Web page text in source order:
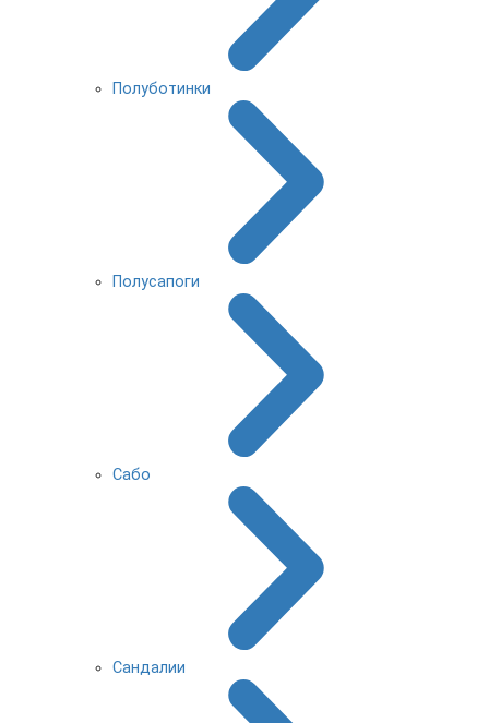
Полуботинки
Полусапоги
Сабо
Сандалии